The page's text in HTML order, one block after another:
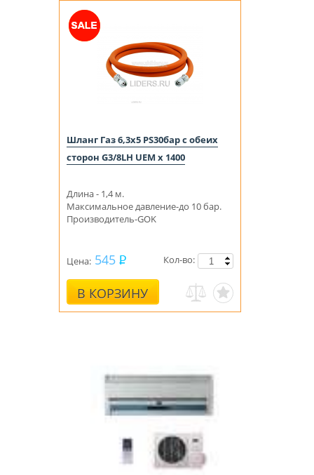
Шланг Газ 6,3х5 PS30бар с обеих
сторон G3/8LH UEM x 1400
Длина - 1,4 м.
Максимальное давление-до 10 бар.
Производитель-GOK
Цена: 545
В КОРЗИНУ
Кол-во: